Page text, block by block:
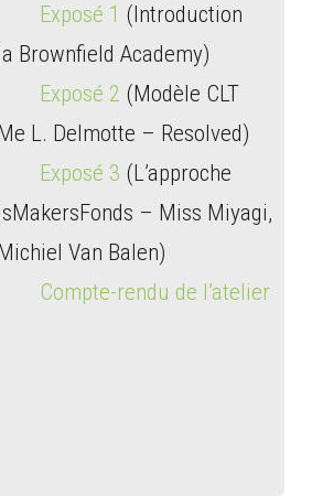
Exposé 1 (Introduction
Brownfield Academy)
Exposé 2 (Modèle CLT
L. Delmotte – Resolved)
Exposé 3 (L’approche
– Miss Miyagi,
Van Balen)
Compte-rendu de l’atelier